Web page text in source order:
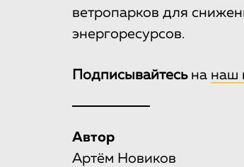
ветропарков для
энергоресурсов.
Подписывайтесьна наш
Автор
Артём Новиков